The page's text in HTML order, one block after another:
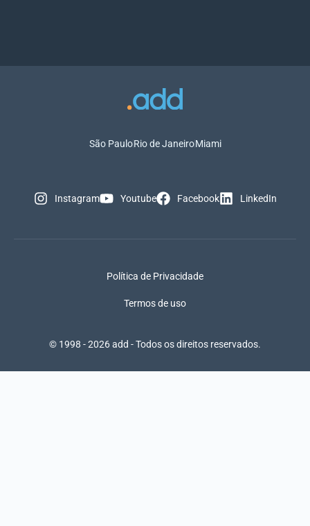
São PauloRio de JaneiroMiami
Instagram Youtube Facebook LinkedIn
© 1998 - 2026 add - Todos os direitos reservados.
Política de Privacidade
Termos de uso